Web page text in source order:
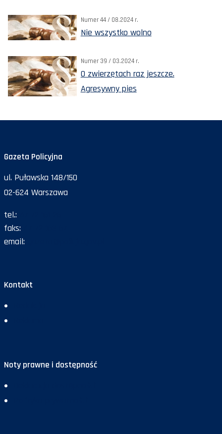
Numer 44 / 08.2024 r.
Nie wszystko wolno
Numer 39 / 03.2024 r.
O zwierzętach raz jeszcze.
Agresywny pies
Gazeta Policyjna
ul. Puławska 148/150
02-624 Warszawa
tel.:
faks:
email:
Kontakt
Noty prawne i dostępność